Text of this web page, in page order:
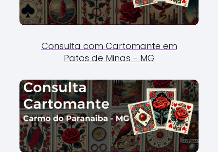
Consulta com Cartomante em
Patos de Minas - MG